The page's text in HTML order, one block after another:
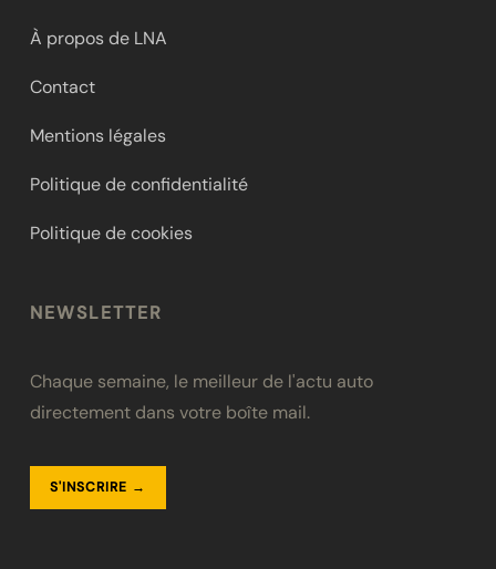
À propos de LNA
Contact
Mentions légales
Politique de confidentialité
Politique de cookies
NEWSLETTER
Chaque semaine, le meilleur de l'actu auto
directement dans votre boîte mail.
S'INSCRIRE →